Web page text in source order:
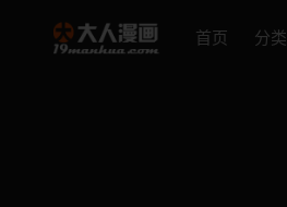
首页 分类